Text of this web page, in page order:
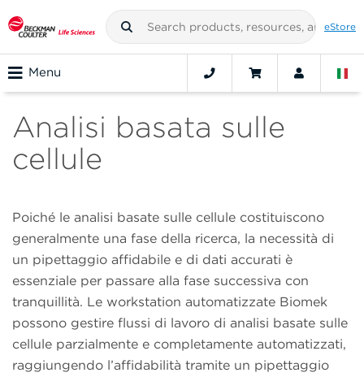
eStore
Menu
Analisi basata sulle
cellule
Poiché le analisi basate sulle cellule costituiscono
generalmente una fase della ricerca, la necessità di
un pipettaggio affidabile e di dati accurati è
essenziale per passare alla fase successiva con
tranquillità. Le workstation automatizzate Biomek
possono gestire flussi di lavoro di analisi basate sulle
cellule parzialmente e completamente automatizzati,
raggiungendo l’affidabilità tramite un pipettaggio